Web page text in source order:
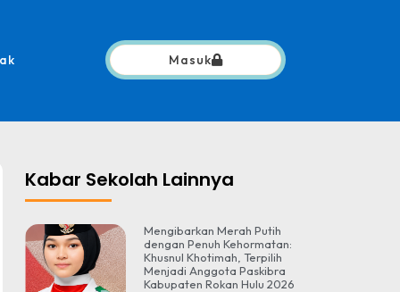
Masuk
Kabar Sekolah Lainnya
Mengibarkan Merah Putih
dengan Penuh Kehormatan:
Khusnul Khotimah, Terpilih
Menjadi Anggota Paskibra
Kabupaten Rokan Hulu 2026